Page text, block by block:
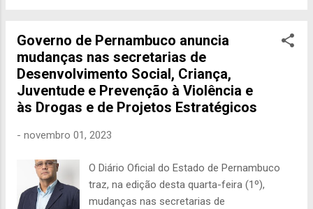
de investimentos nos setores de
Assistência Social e Segurança Alimentar e
Nutricional do estado: R$ 84,8 milhões,
oriundos de recursos estaduais e federais. A
governadora Raquel Lyra, responsável por
cofinanciamento dos serviços de alta
cofinanciamento para serviços destinados à
Governo de Pernambuco anuncia
mudanças nas secretarias de
Desenvolvimento Social, Criança,
Juventude e Prevenção à Violência e
às Drogas e de Projetos Estratégicos
- novembro 01, 2023
O Diário Oficial do Estado de Pernambuco
traz, na edição desta quarta-feira (1º),
mudanças nas secretarias de